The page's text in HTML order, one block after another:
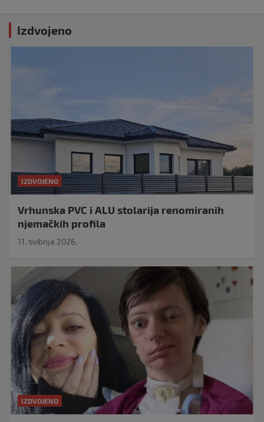
Izdvojeno
IZDVOJENO
Vrhunska PVC i ALU stolarija renomiranih
njemačkih profila
11. svibnja 2026.
IZDVOJENO